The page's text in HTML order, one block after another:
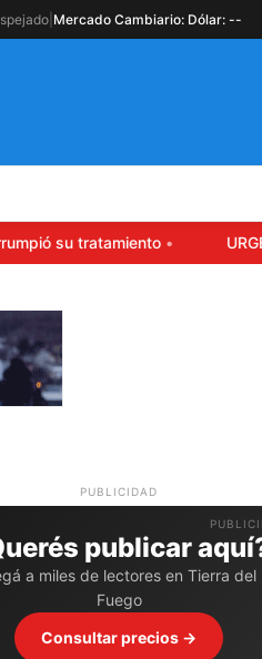
Mercado Cambiario: Dólar: --
su tratamiento
publicar
a miles de lectores en Tierra del
Fuego
Consultar precios →